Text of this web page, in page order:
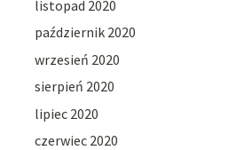
listopad 2020
październik 2020
wrzesień 2020
sierpień 2020
lipiec 2020
czerwiec 2020